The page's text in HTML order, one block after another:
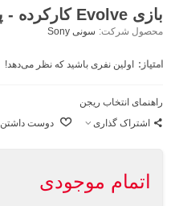
بازی Evolve کارکرده - پلی استیشن 4
محصول شرکت: سونی Sony
امتیاز: اولین نفری باشید که نظر می‌دهد!
راهنمای انتخاب ریجن
اشتراک گذاری
دوست داشتن
اتمام موجودی